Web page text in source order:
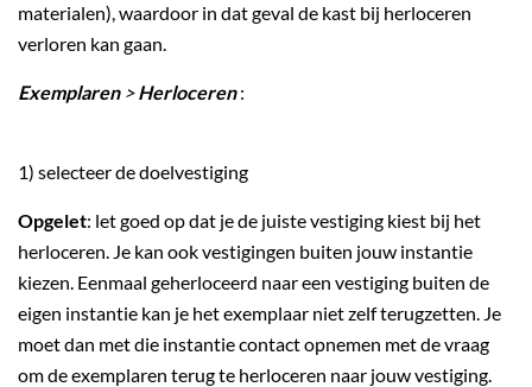
materialen), waardoor in dat geval de kast bij herloceren
verloren kan gaan.
Exemplaren >Herloceren:
1) selecteer de doelvestiging
Opgelet: let goed op dat je de juiste vestiging kiest bij het
herloceren. Je kan ook vestigingen buiten jouw instantie
kiezen. Eenmaal geherloceerd naar een vestiging buiten de
eigen instantie kan je het exemplaar niet zelf terugzetten. Je
moet dan met die instantie contact opnemen met de vraag
om de exemplaren terug te herloceren naar jouw vestiging.